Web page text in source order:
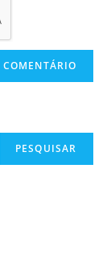
PESQUISAR